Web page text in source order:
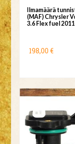
Ilmamäärä
(MAF) Chrysler
3.6 Flex fuel
198,00 €